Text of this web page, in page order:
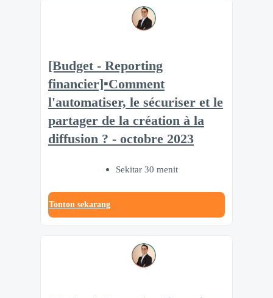
[Budget - Reporting
financier]▪️Comment
l'automatiser, le sécuriser et le
partager de la création à la
diffusion ? - octobre 2023
Sekitar 30 menit
Tonton sekarang